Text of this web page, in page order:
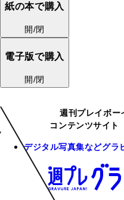
紙の本で購入
開/閉
電子版で購入
開/閉
週刊プレイボー
コンテンツサイト
デジタル写真集などグラ